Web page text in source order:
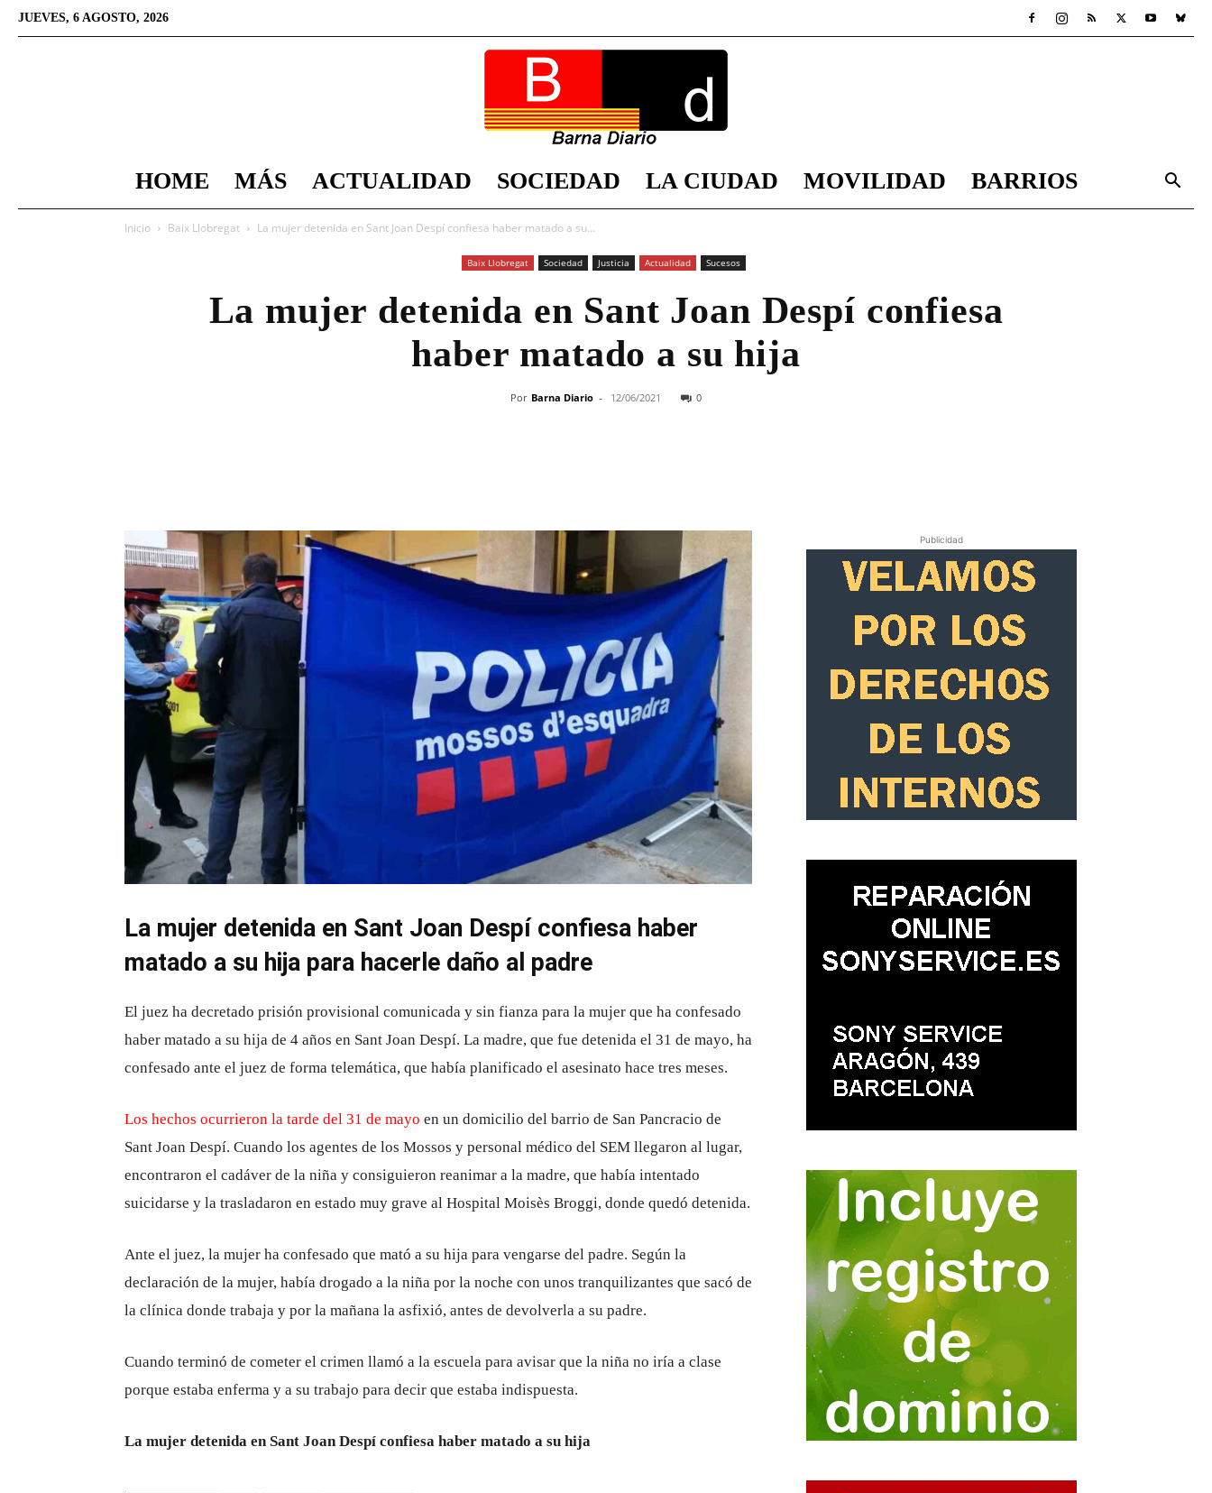
JUEVES, 6 AGOSTO, 2026
Diario
HOME MÁS ACTUALIDAD SOCIEDAD LA CIUDAD MOVILIDAD BARRIOS
Inicio Baix Llobregat La mujer detenida en Sant Joan Despí confiesa haber matado a su...
Baix Llobregat Sociedad Justicia Actualidad Sucesos
La mujer detenida en Sant Joan Despí confiesa
haber matado a su hija
Por Barna Diario - 12/06/2021 0
La mujer detenida en Sant Joan Despí confiesa haber
matado a su hija para hacerle daño al padre
El juez ha decretado prisión provisional comunicada y sin fianza para la mujer que ha confesado
haber matado a su hija de 4 años en Sant Joan Despí. La madre, que fue detenida el 31 de mayo, ha
confesado ante el juez de forma telemática, que había planificado el asesinato hace tres meses.
Los hechos ocurrieron la tarde del 31 de mayo en un domicilio del barrio de San Pancracio de
Sant Joan Despí. Cuando los agentes de los Mossos y personal médico del SEM llegaron al lugar,
encontraron el cadáver de la niña y consiguieron reanimar a la madre, que había intentado
suicidarse y la trasladaron en estado muy grave al Hospital Moisès Broggi, donde quedó detenida.
Ante el juez, la mujer ha confesado que mató a su hija para vengarse del padre. Según la
declaración de la mujer, había drogado a la niña por la noche con unos tranquilizantes que sacó de
la clínica donde trabaja y por la mañana la asfixió, antes de devolverla a su padre.
Cuando terminó de cometer el crimen llamó a la escuela para avisar que la niña no iría a clase
porque estaba enferma y a su trabajo para decir que estaba indispuesta.
La mujer detenida en Sant Joan Despí confiesa haber matado a su hija
Publicidad